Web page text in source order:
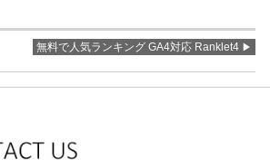
無料で人気ランキング GA4対応 Ranklet4